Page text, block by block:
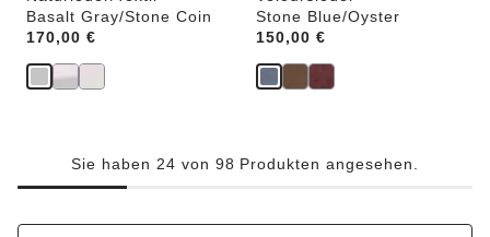
Basalt Gray/Stone Coin
Price:
170,00 €
Stone Blue/Oyster
Price:
150,00 €
Sie haben 24 von 98 Produkten angesehen.